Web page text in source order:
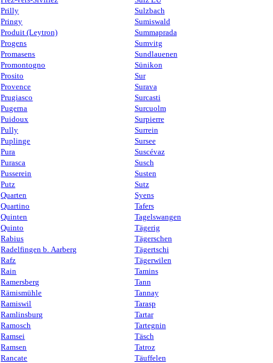
Prilly
Pringy
Produit (Leytron)
Progens
Promasens
Promontogno
Prosito
Provence
Prugiasco
Pugerna
Puidoux
Pully
Puplinge
Pura
Purasca
Pusserein
Putz
Quarten
Quartino
Quinten
Quinto
Rabius
Radelfingen b. Aarberg
Rafz
Rain
Ramersberg
Rämismühle
Ramiswil
Ramlinsburg
Ramosch
Ramsei
Ramsen
Rancate
Sulzbach
Sumiswald
Summaprada
Sumvitg
Sundlauenen
Sünikon
Sur
Surava
Surcasti
Surcuolm
Surpierre
Surrein
Sursee
Suscévaz
Susch
Susten
Sutz
Syens
Tafers
Tagelswangen
Tägerig
Tägerschen
Tägertschi
Tägerwilen
Tamins
Tann
Tannay
Tarasp
Tartar
Tartegnin
Täsch
Tatroz
Täuffelen